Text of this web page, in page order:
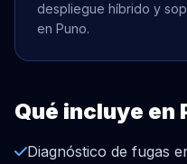
despliegue híbrido y
en Puno.
Qué incluye en
Diagnóstico de fugas